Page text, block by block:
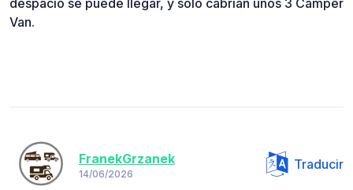
despacio se puede llegar, y solo cabrían unos 3 Camper
Van.
FranekGrzanek
14/06/2026
Traducir